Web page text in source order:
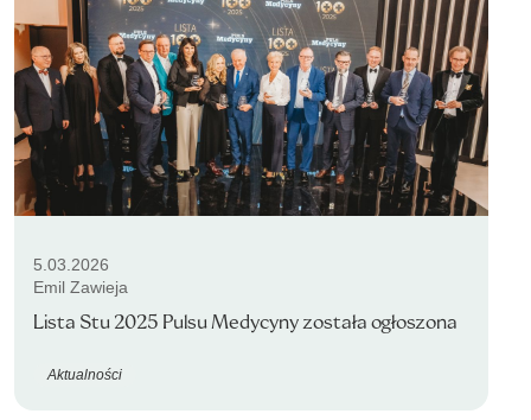
5.03.2026
Emil Zawieja
Lista Stu 2025 Pulsu Medycyny została ogłoszona
Aktualności